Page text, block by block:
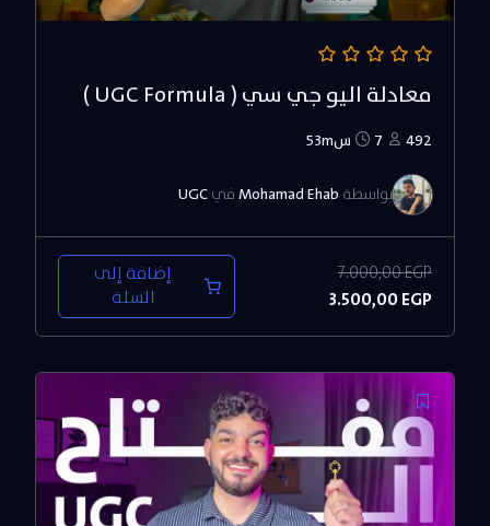
معادلة اليو جي سي ( UGC Formula )
492 7س53m
بواسطة Mohamad EhabفيUGC
7.000,00EGP
السعر
7.000,00 EGP.
3.500,00EGP
السعر
3.500,00 EGP.
إضافة إلى
السلة